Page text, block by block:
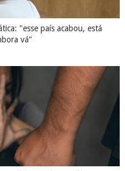
"esse país acabou, está
vá"